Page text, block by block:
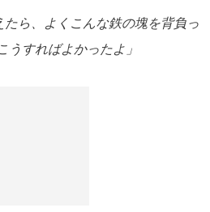
ら、よくこんな鉄の塊を背負っ
うすればよかったよ」